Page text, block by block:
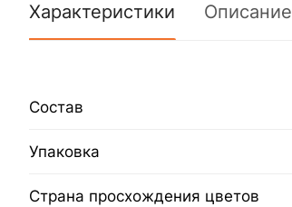
Характеристики Описание
Состав
Упаковка
Страна просхождения цветов